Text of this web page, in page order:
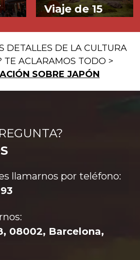
Viaje de 15
el circuito de 15 días en Japón
-17 contando los vuelos-
DETALLES DE LA CULTURA
TE ACLARAMOS TODO >
SOBRE JAPÓN
llamarnos por teléfono:
08002, Barcelona,